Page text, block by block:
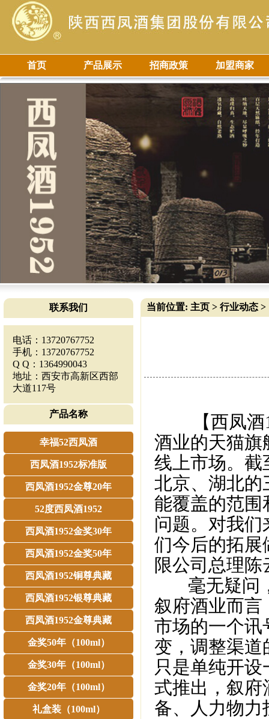
首页 产品展示 招商政策 加盟商家
联系我们
电话：13720767752
手机：13720767752
Q Q：1364990043
地址：西安市高新区西部
大道117号
产品名称
幸福52西凤酒
西凤酒1952标准版
西凤酒1952金尊20年
52度西凤酒1952
西凤酒1952金奖30年
西凤酒1952金奖50年
西凤酒1952铜尊典藏
西凤酒1952银尊典藏
西凤酒1952金尊典藏
金奖50年（100ml）
金奖30年（100ml）
金奖20年（100ml）
礼盒装（100ml）
当前位置: 主页 > 行业动态 >
【西凤酒
酒业的天猫旗
线上市场。截
北京、湖北的
能覆盖的范围
问题。对我
们今后的拓展
限公司总理陈
毫无疑问，
叙府酒业而言
市场的一个讯
变，调整渠道
只是单纯开
式推出，叙府
备、人力物